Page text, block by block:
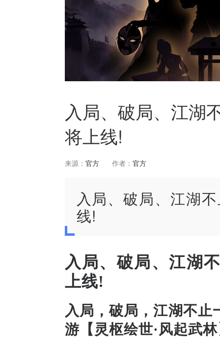
入局、破局、江湖
将上线!
来源： 官方 作者： 官方
入局、破局、江湖
线!
入局、破局、江湖
上线!
入局，破局，江湖不止
游【灵枢绘世·风起武林